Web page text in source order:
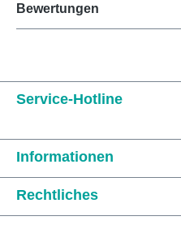
Bewertungen
Service-Hotline
Informationen
Rechtliches